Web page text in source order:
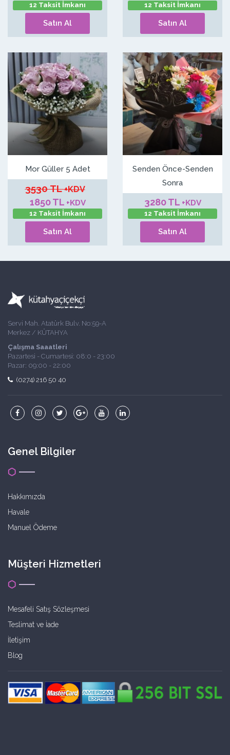
12 Taksit İmkanı
Satın Al
12 Taksit İmkanı
Satın Al
Mor Güller 5 Adet
3530 TL+KDV
1850 TL +KDV
12 Taksit İmkanı
Satın Al
Senden Önce-Senden
Sonra
3280 TL +KDV
12 Taksit İmkanı
Satın Al
Servi Mah. Atatürk Bulv. No:59-A
Merkez / KÜTAHYA
Çalışma Saaatleri
Pazartesi - Cumartesi: 08:0 - 23:00
Pazar: 09:00 - 22:00
(0274) 216 50 40
Genel Bilgiler
Hakkımızda
Havale
Manuel Ödeme
Müşteri Hizmetleri
Mesafeli Satış Sözleşmesi
Teslimat ve İade
İletişim
Blog